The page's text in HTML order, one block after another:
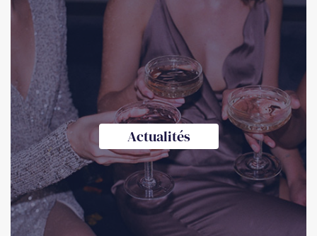
Actualités